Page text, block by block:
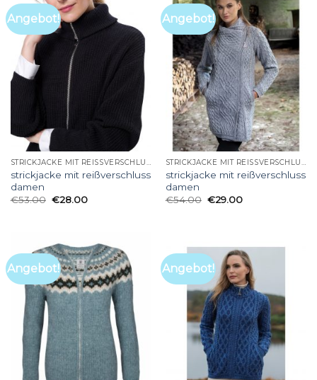
Angebot!
STRICKJACKE MIT REISSVERSCHLUSS DAMEN
strickjacke mit reißverschluss
damen
€53.00 €28.00
Angebot!
STRICKJACKE MIT REISSVERSCHLUSS DAMEN
strickjacke mit reißverschluss
damen
€54.00 €29.00
Angebot! Angebot!